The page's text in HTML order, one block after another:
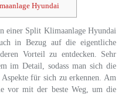
Hyundai
einer Split Klimaanlage Hyundai
in Bezug auf die eigentliche
Vorteil zu entdecken. Sehr
im Detail, sodass man sich die
für sich zu erkennen. Am
vor mit der beste Weg, um die